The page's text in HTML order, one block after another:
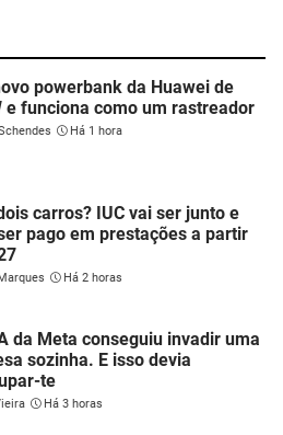
powerbank da Huawei de
e funciona como um rastreador
Há 1 hora
carros? IUC vai ser junto e
pago em prestações a partir
Há 2 horas
da Meta conseguiu invadir uma
sozinha. E isso devia
te
Há 3 horas